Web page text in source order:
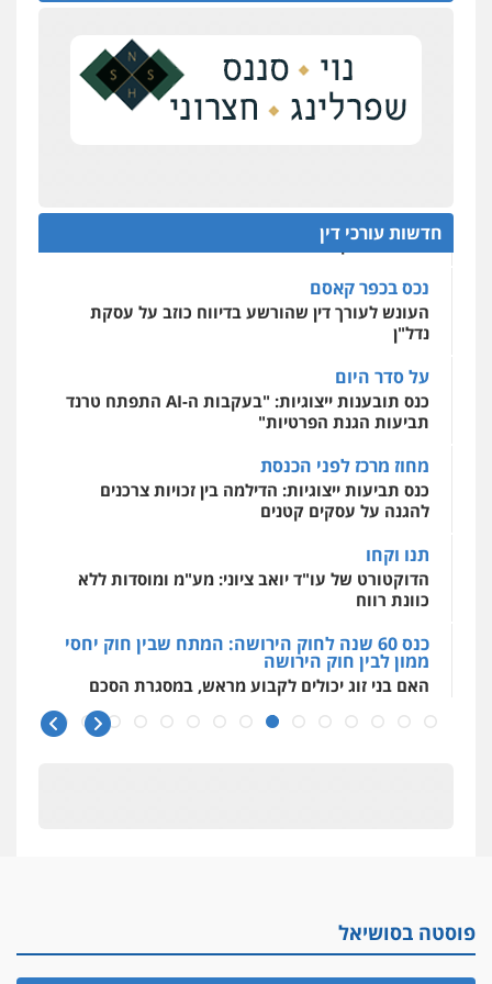
ניר קידר – צלם
0504578527
אחסון אתרים
מהירות
מקצועיים לעורכי דין
אסירים עבירות מין שירותים מקצועיים
לעורכי דין
חדשות עורכי דין
עורכת דין נעצרה בחשד להעברת סם לנאשם בכלא
דבר למיקרופון
מאסר בפועל לעו"ד שעקץ שני מיליון שקל על דירה
ששייכת ללקוחותיו
נכס בכפר קאסם
העונש לעורך דין שהורשע בדיווח כוזב על עסקת
נדל"ן
על סדר היום
כנס תובענות ייצוגיות: "בעקבות ה-AI התפתח טרנד
תביעות הגנת הפרטיות"
מחוז מרכז לפני הכנסת
כנס תביעות ייצוגיות: הדילמה בין זכויות צרכנים
להגנה על עסקים קטנים
תנו וקחו
הדוקטורט של עו"ד יואב ציוני: מע"מ ומוסדות ללא
כוונת רווח
כנס 60 שנה לחוק הירושה: המתח שבין חוק יחסי
ממון לבין חוק הירושה
האם בני זוג יכולים לקבוע מראש, במסגרת הסכם
יחסי עו"ד לקוח
עורך דין מהצפון נעצר בחשד להברחת חשיש לעצור
בקישון
פוסטה בסושיאל